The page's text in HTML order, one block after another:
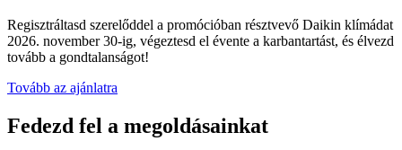
Regisztráltasd szerelőddel a promócióban résztvevő Daikin klímádat
2026. november 30-ig, végeztesd el évente a karbantartást, és élvezd
tovább a gondtalanságot!
Tovább az ajánlatra
Fedezd fel a megoldásainkat